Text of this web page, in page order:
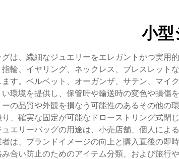
小型
は、繊細なジュエリーをエレガントかつ実用
輪、イヤリング、ネックレス、ブレスレット
す。ベルベット、オーガンザ、サテン、マイ
環境を提供し、保管時や輸送時の変色や損傷
の品質や外観を損なう可能性のあるその他
、確実な固定が可能なドローストリング式閉
エリーバッグの用途は、小売店舗、個人によ
は、ブランドイメージの向上と購入直後の即
合い防止のためのアイテム分類、および旅行